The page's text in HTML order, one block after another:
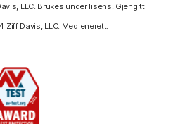
LLC. Brukes under lisens. Gjengitt
Davis, LLC. Med enerett.